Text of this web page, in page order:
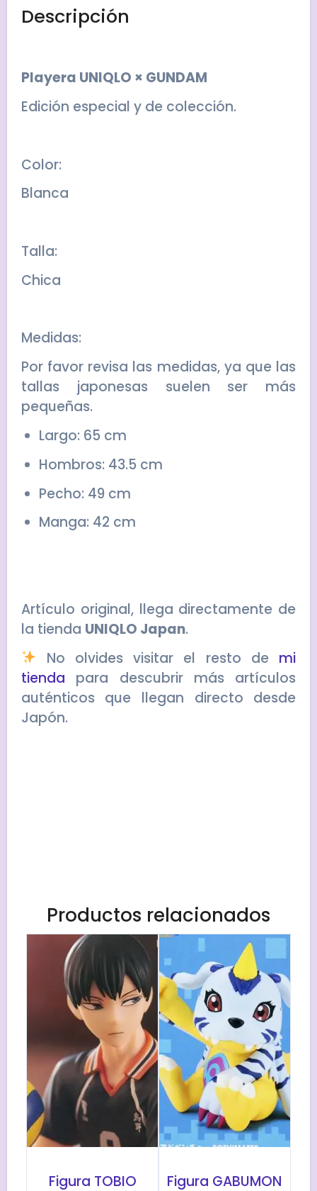
Descripción
Playera UNIQLO × GUNDAM
Edición especial y de colección.
Color:
Blanca
Talla:
Chica
Medidas:
Por favor revisa las medidas, ya que las
tallas japonesas suelen ser más
pequeñas.
Largo: 65 cm
Hombros: 43.5 cm
Pecho: 49 cm
Manga: 42 cm
Artículo original, llega directamente de
la tienda UNIQLO Japan.
No olvides visitar el resto de mi
tienda para descubrir más artículos
auténticos que llegan directo desde
Japón.
Productos relacionados
Figura TOBIO
Figura GABUMON